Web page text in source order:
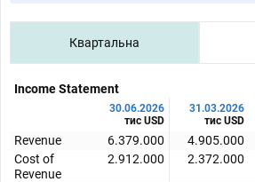
Квартальна
Income Statement
30.06.2026
тис USD
31.03.2026
тис USD
Revenue 6.379.000 4.905.000
Cost of
Revenue
2.912.000 2.372.000